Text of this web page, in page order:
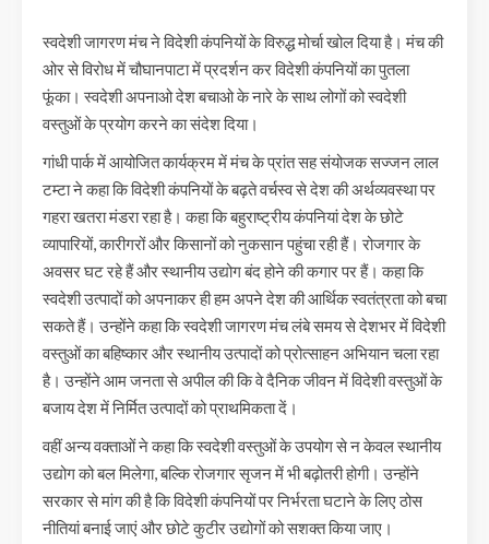
स्वदेशी जागरण मंच ने विदेशी कंपनियों के विरुद्ध मोर्चा खोल दिया है। मंच की
ओर से विरोध में चौघानपाटा में प्रदर्शन कर विदेशी कंपनियों का पुतला
फूंका। स्वदेशी अपनाओ देश बचाओ के नारे के साथ लोगों को स्वदेशी
वस्तुओं के प्रयोग करने का संदेश दिया।
गांधी पार्क में आयोजित कार्यक्रम में मंच के प्रांत सह संयोजक सज्जन लाल
टम्टा ने कहा कि विदेशी कंपनियों के बढ़ते वर्चस्व से देश की अर्थव्यवस्था पर
गहरा खतरा मंडरा रहा है। कहा कि बहुराष्ट्रीय कंपनियां देश के छोटे
व्यापारियों, कारीगरों और किसानों को नुकसान पहुंचा रही हैं। रोजगार के
अवसर घट रहे हैं और स्थानीय उद्योग बंद होने की कगार पर हैं। कहा कि
स्वदेशी उत्पादों को अपनाकर ही हम अपने देश की आर्थिक स्वतंत्रता को बचा
सकते हैं। उन्होंने कहा कि स्वदेशी जागरण मंच लंबे समय से देशभर में विदेशी
वस्तुओं का बहिष्कार और स्थानीय उत्पादों को प्रोत्साहन अभियान चला रहा
है। उन्होंने आम जनता से अपील की कि वे दैनिक जीवन में विदेशी वस्तुओं के
बजाय देश में निर्मित उत्पादों को प्राथमिकता दें।
वहीं अन्य वक्ताओं ने कहा कि स्वदेशी वस्तुओं के उपयोग से न केवल स्थानीय
उद्योग को बल मिलेगा, बल्कि रोजगार सृजन में भी बढ़ोतरी होगी। उन्होंने
सरकार से मांग की है कि विदेशी कंपनियों पर निर्भरता घटाने के लिए ठोस
नीतियां बनाई जाएं और छोटे कुटीर उद्योगों को सशक्त किया जाए।